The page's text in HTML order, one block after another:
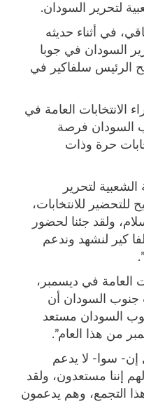
لتحرير السودان.
في أثناء حديثه
السودان في جوبا
الرئيس سلفاكير في
العامة في
جنوب السودان فرصة
حرة وذات
لتحرير
للتحضير للانتخابات،
ولقد جئنا لحضور
كير لنشهد وندعم
العامة في ديسمبر،
جنوب السودان أن
السودان مستعد
من هذا العام”.
سوا- لا يدعم
لهم إننا مستعدون، ولقد
التجمع، وهم يدعمون